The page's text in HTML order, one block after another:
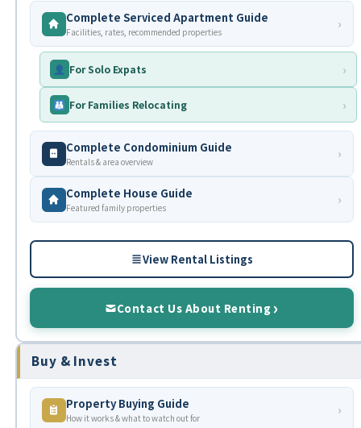
Complete Serviced Apartment Guide
Facilities, rates, recommended properties
›
For Solo Expats ›
For Families Relocating ›
Complete Condominium Guide
Rentals & area overview
›
Complete House Guide
Featured family properties
›
View Rental Listings
Contact Us About Renting
Buy & Invest
Property Buying Guide
How it works & what to watch out for
›